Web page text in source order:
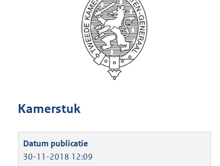
Kamerstuk
30-11-2018 12:09